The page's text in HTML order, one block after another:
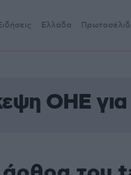
Ελλάδα
ΟΗΕ για